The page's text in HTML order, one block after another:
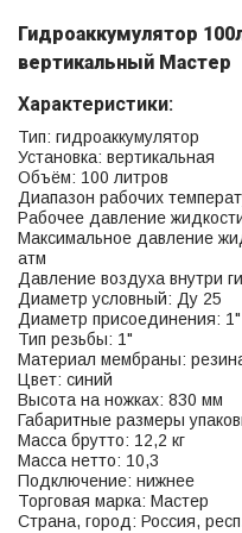
Гидроаккумулятор
вертикальный Мастер
Характеристики:
Тип: гидроаккумулятор
Установка: вертикальная
Объём: 100 литров
Диапазон рабочих
Рабочее давление
Максимальное давление
атм
Давление воздуха внутри
Диаметр условный: Ду 25
Диаметр присоединения: 1"
Тип резьбы: 1"
Материал мембраны:
Цвет: синий
Высота на ножках: 830 мм
Габаритные размеры
Масса брутто: 12,2 кг
Масса нетто: 10,3
Подключение: нижнее
Торговая марка: Мастер
Страна, город: Россия,